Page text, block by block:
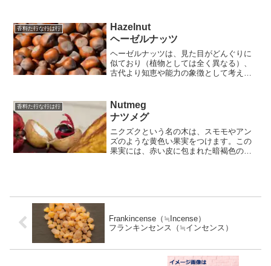
たため、このように呼ばれます。他の柑
橘の枝葉から抽出されたも...
香料た行な行は行
Hazelnut
ヘーゼルナッツ
ヘーゼルナッツは、見た目がどんぐりに
似ており（植物としては全く異なる）、
古代より知恵や能力の象徴として考えら
テッドヘーゼルナッツ（Roasted
Hazelnut、温か...
香料た行な行は行
Nutmeg
ナツメグ
ニクズクという名の木は、スモモやアン
ズのような黄色い果実をつけます。この
果実には、赤い皮に包まれた暗褐色の種
Frankincense（≒Incense）
フランキンセンス（≒インセンス）